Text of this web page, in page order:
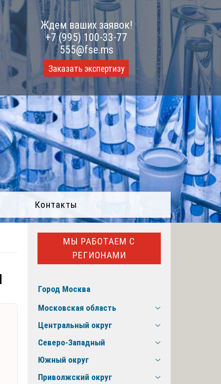
Ждем ваших заявок!
+7 (995) 100-33-77
555@fse.ms
Заказать экспертизу
Контакты
МЫ РАБОТАЕМ С
РЕГИОНАМИ
Город Москва
Московская область
Центральный округ
Северо-Западный
Южный округ
Приволжский округ